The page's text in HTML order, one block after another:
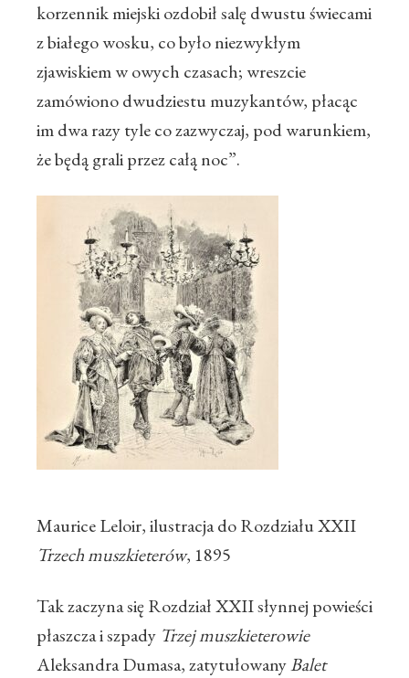
korzennik miejski ozdobił salę dwustu świecami
z białego wosku, co było niezwykłym
zjawiskiem w owych czasach; wreszcie
zamówiono dwudziestu muzykantów, płacąc
im dwa razy tyle co zazwyczaj, pod warunkiem,
że będą grali przez całą noc”.
Maurice Leloir, ilustracja do Rozdziału XXII
Trzech muszkieterów, 1895
Tak zaczyna się Rozdział XXII słynnej powieści
płaszcza i szpady Trzej muszkieterowie
Aleksandra Dumasa, zatytułowanyBalet